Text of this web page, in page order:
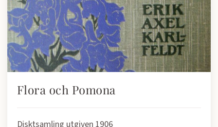
Flora och Pomona
Disktsamling utgiven 1906